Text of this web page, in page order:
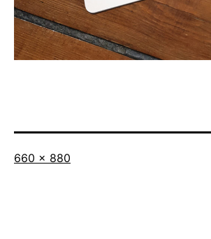
Taille
660 × 880